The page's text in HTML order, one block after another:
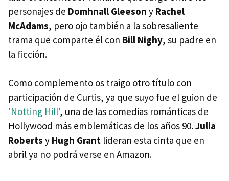
personajes de Domhnall Gleeson y Rachel
McAdams, pero ojo también a la sobresaliente
trama que comparte él con Bill Nighy, su padre en
la ficción.
Como complemento os traigo otro título con
participación de Curtis, ya que suyo fue el guion de
'Notting Hill', una de las comedias románticas de
Hollywood más emblemáticas de los años 90.Julia
Roberts y Hugh Grant lideran esta cinta que en
abril ya no podrá verse en Amazon.